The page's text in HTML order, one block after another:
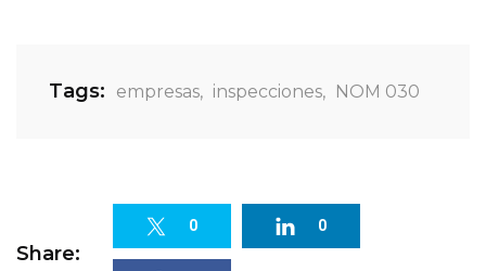
Tags: empresas, inspecciones, NOM 030
Share:
0 0